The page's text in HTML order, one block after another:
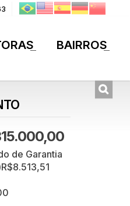
BAIRROS
de Garantia
R$8.513,51